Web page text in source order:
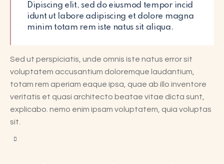
Dipiscing elit, sed do eiusmod tempor incid
idunt ut labore adipiscing et dolore magna
minim totam rem iste natus sit aliqua.
Sed ut perspiciatis, unde omnis iste natus error sit
voluptatem accusantium doloremque laudantium,
totam rem aperiam eaque ipsa, quae ab illo inventore
veritatis et quasi architecto beatae vitae dicta sunt,
explicabo. nemo enim ipsam voluptatem, quia voluptas
sit.